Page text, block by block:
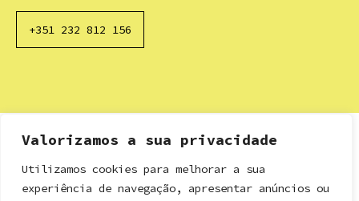
Valorizamos a sua privacidade
Utilizamos cookies para melhorar a sua
experiência de navegação, apresentar anúncios ou
+351 232 812 156